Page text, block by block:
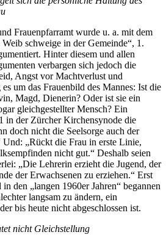
Frauenpfarramt wurde u. a. mit dem
schweige in der Gemeinde“, 1.
Hinter diesem und allen
verbargen sich jedoch die
Angst vor Machtverlust und
um das Frauenbild des Mannes: Ist die
Magd, Dienerin? Oder ist sie ein
gleichgestellter Mensch? Ein
in der Zürcher Kirchensynode die
doch nicht die Seelsorge auch der
„Rückt die Frau in erste Linie,
nicht gut.“ Deshalb seien
„Die Lehrerin erzieht die Jugend, der
der Erwachsenen zu erziehen.“ Erst
den „langen 1960er Jahren“ begannen
langsam zu ändern, ein
bis heute nicht abgeschlossen ist.
nicht Gleichstellung